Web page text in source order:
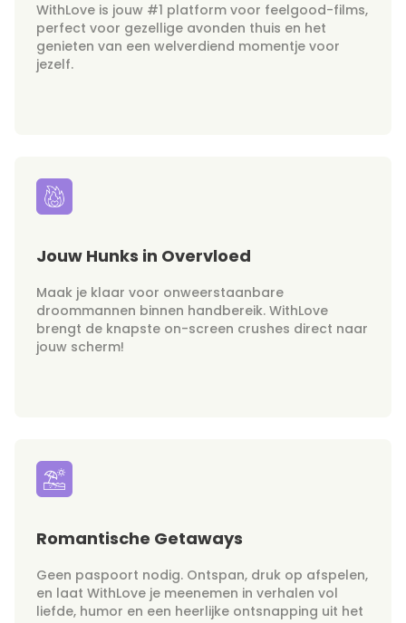
WithLove is jouw #1 platform voor feelgood-films,
perfect voor gezellige avonden thuis en het
genieten van een welverdiend momentje voor
jezelf.
Jouw Hunks in Overvloed
Maak je klaar voor onweerstaanbare
droommannen binnen handbereik. WithLove
brengt de knapste on-screen crushes direct naar
jouw scherm!
Romantische Getaways
Geen paspoort nodig. Ontspan, druk op afspelen,
en laat WithLove je meenemen in verhalen vol
liefde, humor en een heerlijke ontsnapping uit het